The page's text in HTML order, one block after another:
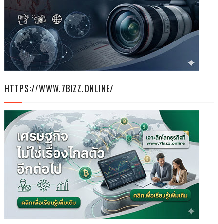
HTTPS://WWW.7BIZZ.ONLINE/